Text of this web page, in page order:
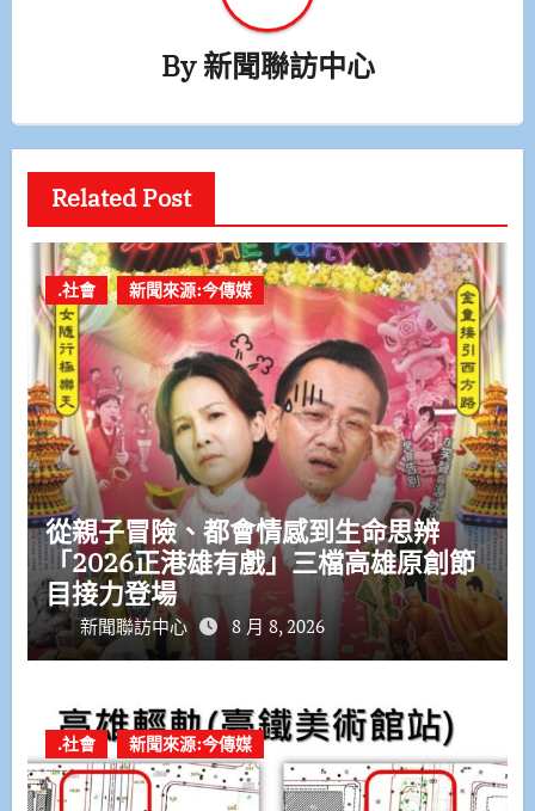
By新聞聯訪中心
Related Post
.社會 新聞來源:今傳媒
從親子冒險、都會情感到生命思辨
「2026正港雄有戲」三檔高雄原創節
目接力登場
新聞聯訪中心 8 月 8, 2026
.社會 新聞來源:今傳媒